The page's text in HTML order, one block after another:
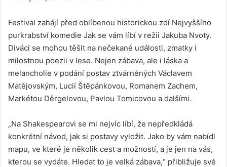
Festival zahájí před oblíbenou historickou zdí Nejvyššího
purkrabství komedie Jak se vám líbí v režii Jakuba Nvoty.
Diváci se mohou těšit na nečekané události, zmatky i
milostnou poezii v lese. Nejen zábava, ale i láska a
melancholie v podání postav ztvárněných Václavem
Matějovským, Lucií Štěpánkovou, Romanem Zachem,
Markétou Děrgelovou, Pavlou Tomicovou a dalšími.
„Na Shakespearovi se mi nejvíc líbí, že nepředkládá
konkrétní návod, jak si postavy vyložit. Jako by vám nabídl
mapu, ve které je několik cest a možností, a je jen na vás,
kterou se vydáte. Hledat to je velká zábava,“ přibližuje své